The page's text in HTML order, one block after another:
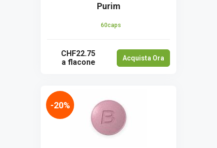
Purim
60caps
CHF22.75
a flacone
Acquista Ora
-20%